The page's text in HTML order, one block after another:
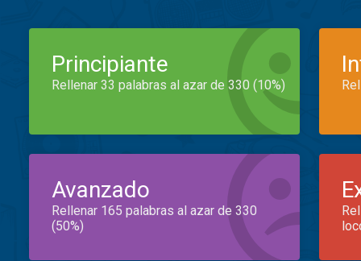
Principiante
Rellenar 33 palabras al azar de 330 (10%)
Avanzado
Rellenar 165 palabras al azar de 330
(50%)